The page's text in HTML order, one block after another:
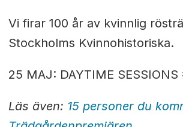
Vi firar 100 år av kvinnlig
Stockholms Kvinnohistoriska.
25 MAJ: DAYTIME SESSIONS
Läs även: 15 personer du